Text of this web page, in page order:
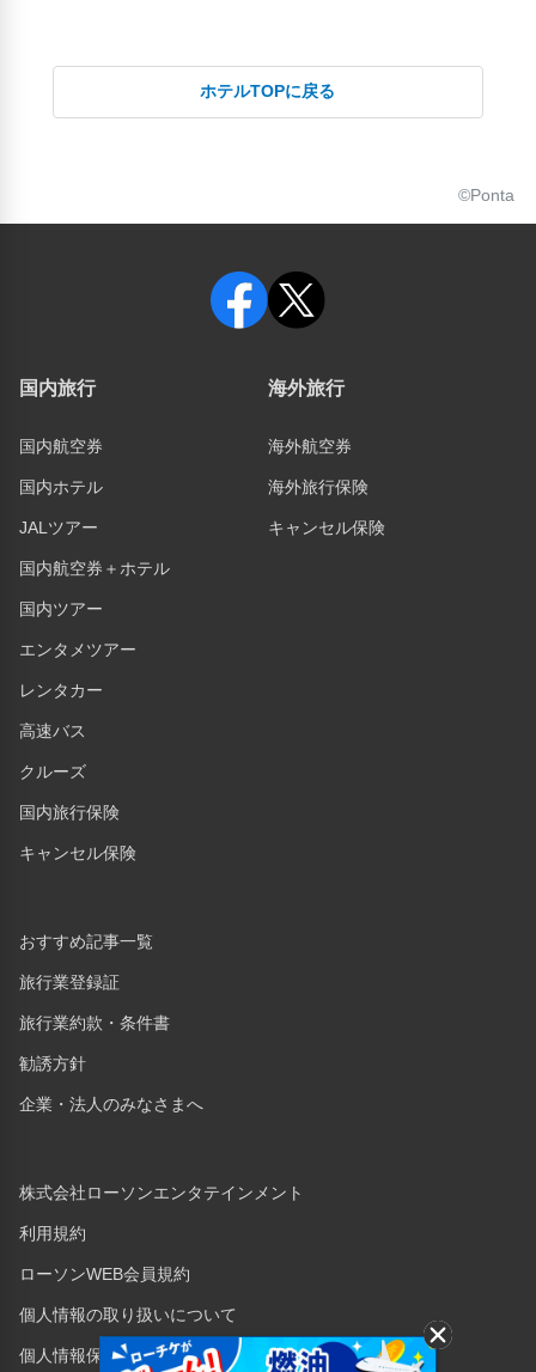
ホテルTOPに戻る
©Ponta
国内旅行
国内航空券
国内ホテル
JALツアー
国内航空券＋ホテル
国内ツアー
エンタメツアー
レンタカー
高速バス
クルーズ
国内旅行保険
キャンセル保険
海外旅行
海外航空券
海外旅行保険
キャンセル保険
おすすめ記事一覧
旅行業登録証
旅行業約款・条件書
勧誘方針
企業・法人のみなさまへ
株式会社ローソンエンタテインメント
利用規約
ローソンWEB会員規約
個人情報の取り扱いについて
個人情報保護方針